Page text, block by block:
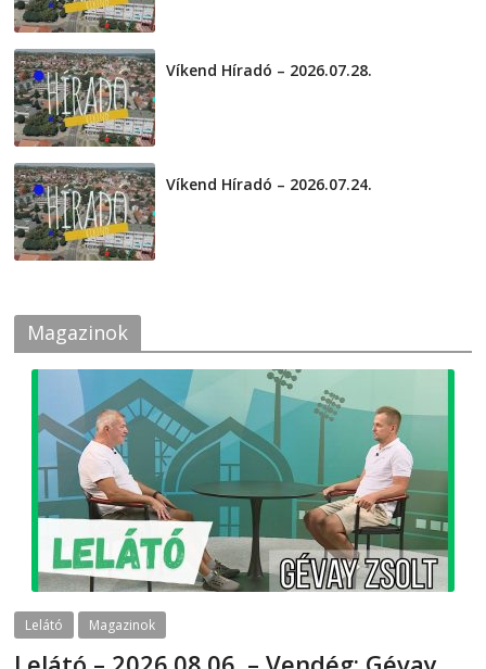
Víkend Híradó – 2026.07.28.
Víkend Híradó – 2026.07.24.
Magazinok
Lelátó Magazinok